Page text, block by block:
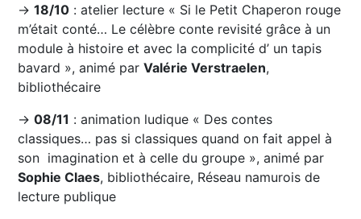
→18/10 : atelier lecture « Si le Petit Chaperon rouge
m’était conté… Le célèbre conte revisité grâce à un
module à histoire et avec la complicité d’ un tapis
bavard », animé parValérie Verstraelen,
bibliothécaire
→08/11 : animation ludique « Des contes
classiques… pas si classiques quand on fait appel à
son imagination et à celle du groupe », animé par
Sophie Claes, bibliothécaire, Réseau namurois de
lecture publique